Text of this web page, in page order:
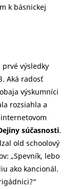
k básnickej
výsledky
Aká radosť
výskumníci
rozsiahla a
súčasnosti.
old schoolový
„Spevník, lebo
ako kancionál.